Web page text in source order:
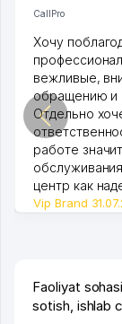
CallPro
Хочу
вежливые,
обращению и
Отдельно
работе
центр как
Vip Brand
Faoliyat
sotish, ishlab